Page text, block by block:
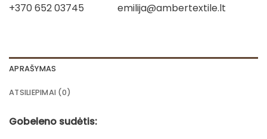
+370 652 03745
emilija@ambertextile.lt
APRAŠYMAS
ATSILIEPIMAI (0)
Gobeleno sudėtis: